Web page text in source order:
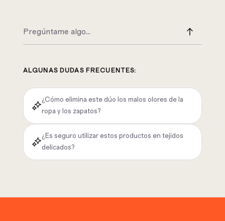
ALGUNAS DUDAS FRECUENTES:
¿Cómo elimina este dúo los malos olores de la
ropa y los zapatos?
¿Es seguro utilizar estos productos en tejidos
delicados?